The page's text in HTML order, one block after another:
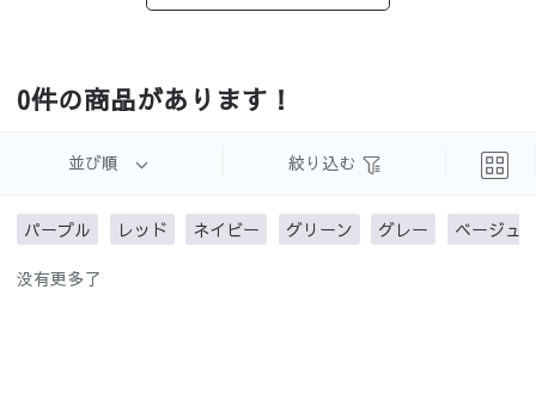
め
0件の商品があります！
並び順 絞り込む
パープル レッド ネイビー グリーン グレー ベージュ
没有更多了